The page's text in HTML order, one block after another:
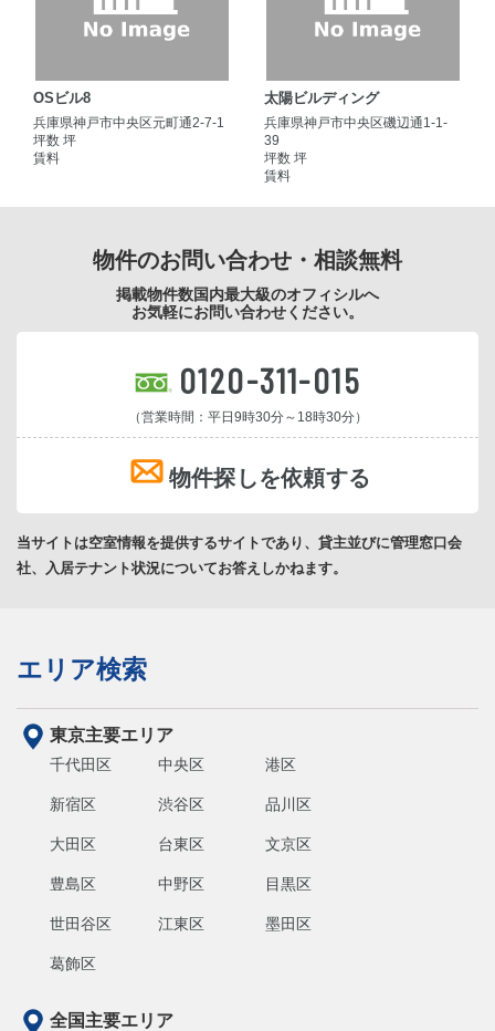
OSビル8
兵庫県神戸市中央区元町通2-7-1
坪数 坪
賃料
太陽ビルディング
兵庫県神戸市中央区磯辺通1-1-
39
坪数 坪
賃料
物件のお問い合わせ・相談無料
掲載物件数国内最大級のオフィシルへ
お気軽にお問い合わせください。
0120-311-015
（営業時間：平日9時30分～18時30分）
物件探しを依頼する
当サイトは空室情報を提供するサイトであり、貸主並びに管理窓口会
社、入居テナント状況についてお答えしかねます。
エリア検索
東京主要エリア
千代田区 中央区 港区
新宿区 渋谷区 品川区
大田区 台東区 文京区
豊島区 中野区 目黒区
世田谷区 江東区 墨田区
葛飾区
全国主要エリア